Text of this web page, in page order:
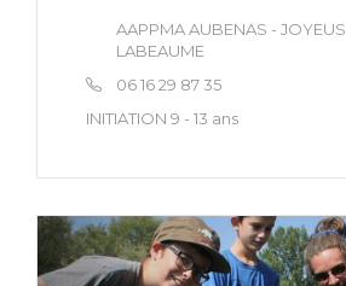
AAPPMA AUBENAS -
LABEAUME
06 16 29 87 35
INITIATION 9 - 13 ans